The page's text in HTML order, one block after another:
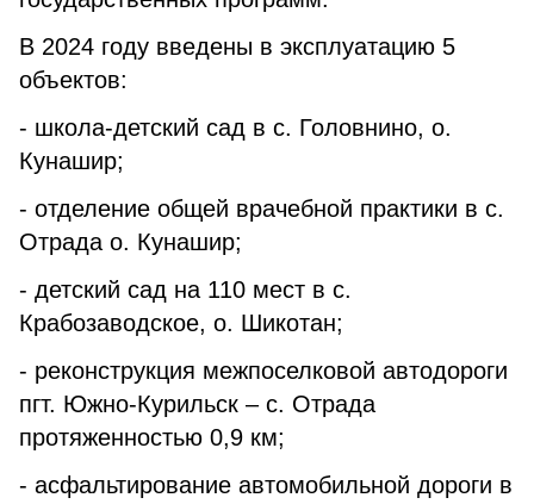
В 2024 году введены в эксплуатацию 5
объектов:
- школа-детский сад в с. Головнино, о.
Кунашир;
- отделение общей врачебной практики в с.
Отрада о. Кунашир;
- детский сад на 110 мест в с.
Крабозаводское, о. Шикотан;
- реконструкция межпоселковой автодороги
пгт. Южно-Курильск – с. Отрада
протяженностью 0,9 км;
- асфальтирование автомобильной дороги в